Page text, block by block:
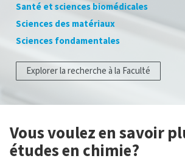
Santé et sciences biomédicales
Sciences des matériaux
Sciences fondamentales
Explorer la recherche à la Faculté
Vous voulez en savoir
études en chimie?